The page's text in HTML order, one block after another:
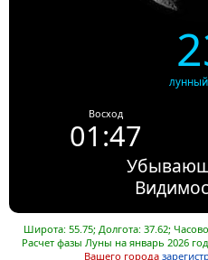
Восход
01:47
Широта: 55.75; Долгота: 37.62;
Расчет фазы Луны на январь 2026
Вашего города